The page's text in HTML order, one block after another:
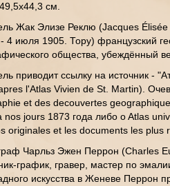
см.
Жак Элизе Реклю (Jacques
4 июля 1905. Тору) французский
общества, убеждённый
приводит ссылку на источник -
l'Atlas Vivien de St. Martin).
et des decouvertes
nos jours 1873 года либо o Atlas
originales et les documents les plus
Чарльз Эжен Перрон (Charles
график, гравер, мастер по
искусства в Женеве Перрон